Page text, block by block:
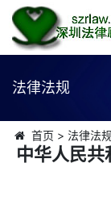
法律法规
首页 > 法律法规
中华人民